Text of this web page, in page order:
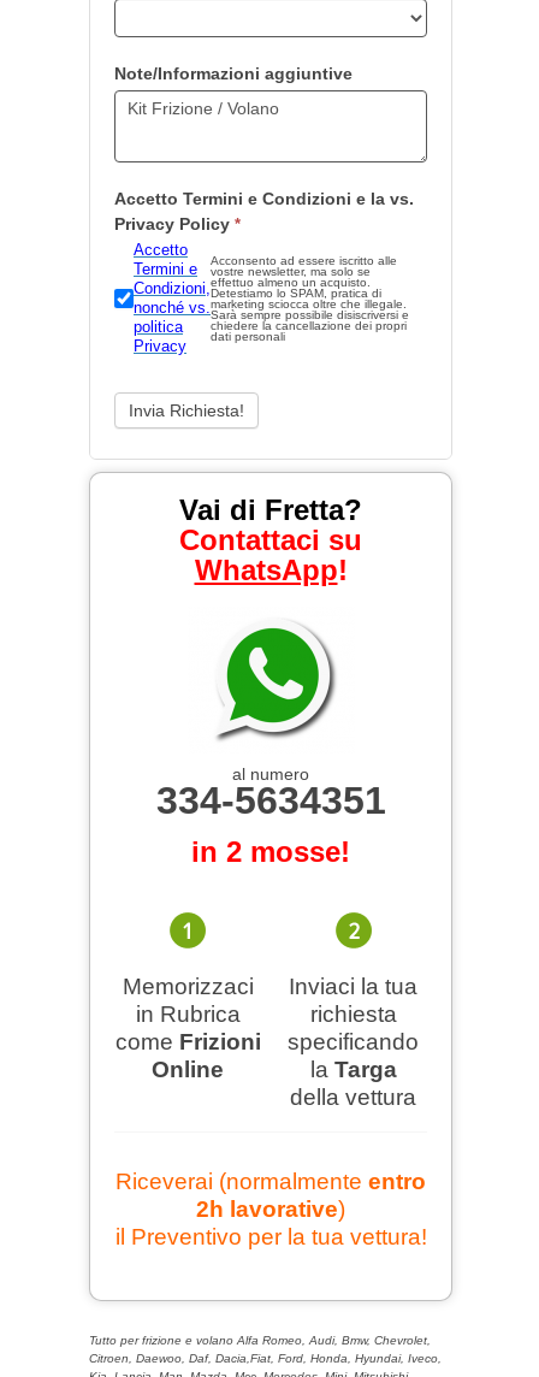
Note/Informazioni aggiuntive
Accetto Termini e Condizioni e la vs.
Privacy Policy *
Accetto
Termini e
Condizioni,
nonché vs.
politica
Privacy
Acconsento ad essere iscritto alle
vostre newsletter, ma solo se
effettuo almeno un acquisto.
Detestiamo lo SPAM, pratica di
marketing sciocca oltre che illegale.
Sarà sempre possibile disiscriversi e
chiedere la cancellazione dei propri
dati personali
Vai di Fretta?
Contattaci su
WhatsApp!
al numero
334-5634351
in 2 mosse!
Memorizzaci
in Rubrica
come Frizioni
Online
Inviaci la tua
richiesta
specificando
la Targa
della vettura
Riceverai (normalmente entro
2h lavorative)
il Preventivo per la tua vettura!
Tutto per frizione e volano Alfa Romeo, Audi, Bmw, Chevrolet,
Citroen, Daewoo, Daf, Dacia,Fiat, Ford, Honda, Hyundai, Iveco,